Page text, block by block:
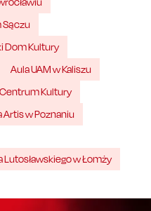
Sączu
Dom Kultury
Aula UAM w Kaliszu
Kultury
Artis w Poznaniu
Lutosławskiego w Łomży